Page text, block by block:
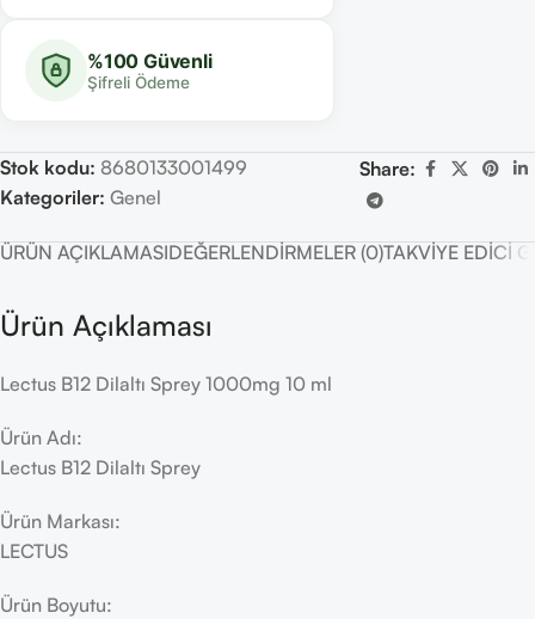
%100 Güvenli
Şifreli Ödeme
Stok kodu: 8680133001499
Kategoriler: Genel
Share:
ÜRÜN AÇIKLAMASIDEĞERLENDIRMELER (0)TAKVIYE EDICI
Ürün Açıklaması
Lectus B12 Dilaltı Sprey 1000mg 10 ml
Ürün Adı:
Lectus B12 Dilaltı Sprey
Ürün Markası:
LECTUS
Ürün Boyutu: